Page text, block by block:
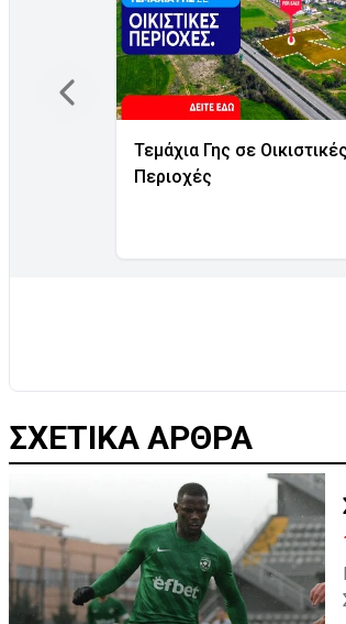
Τεμάχια Γης σε Οικιστικές
Περιοχές
ΣΧΕΤΙΚΑ ΑΡΘΡΑ